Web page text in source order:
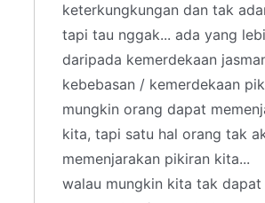
keterkungkungan dan tak
tapi tau nggak... ada yang
daripada kemerdekaan
kebebasan / kemerdekaan
mungkin orang dapat
kita, tapi satu hal orang tak
memenjarakan pikiran kita...
walau mungkin kita tak dapat